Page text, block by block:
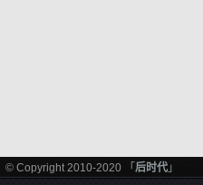
© Copyright 2010-2020 「 后时代 」